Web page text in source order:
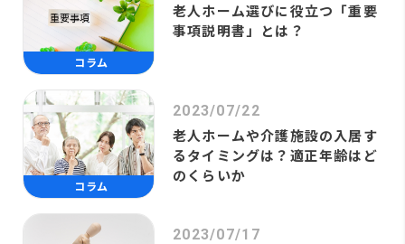
コラム
老人ホーム選びに役立つ「重要
事項説明書」とは？
コラム
2023/07/22
老人ホームや介護施設の入居す
るタイミングは？適正年齢はど
のくらいか
2023/07/17